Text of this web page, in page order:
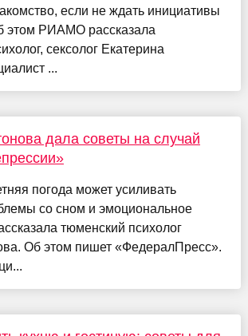
если не ждать инициативы
этом РИАМО рассказала
сексолог Екатерина
...
дала советы на случай
погода может усиливать
со сном и эмоциональное
тюменский психолог
Об этом пишет «ФедералПресс».